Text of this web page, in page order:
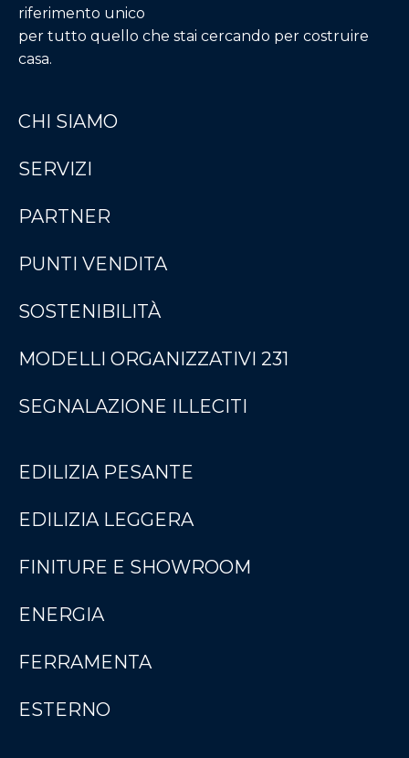
riferimento unico
per tutto quello che stai cercando per costruire
casa.
CHI SIAMO
SERVIZI
PARTNER
PUNTI VENDITA
SOSTENIBILITÀ
MODELLI ORGANIZZATIVI 231
SEGNALAZIONE ILLECITI
EDILIZIA PESANTE
EDILIZIA LEGGERA
FINITURE E SHOWROOM
ENERGIA
FERRAMENTA
ESTERNO